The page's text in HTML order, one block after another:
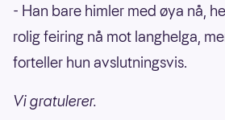
- Han bare himler med øya nå,
rolig feiring nå mot langhelga,
forteller hun avslutningsvis.
Vi gratulerer.